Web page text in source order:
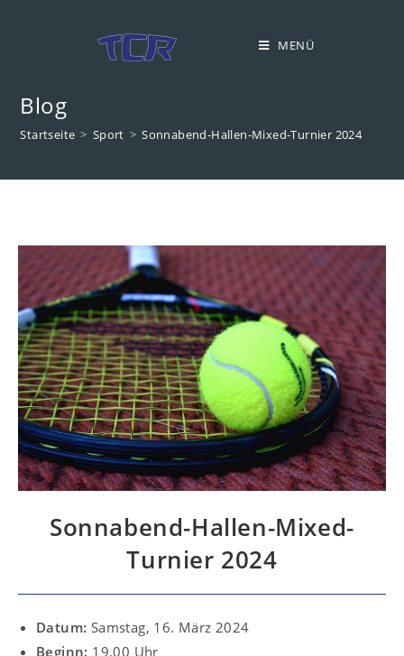
MENÜ
Blog
Startseite > Sport > Sonnabend-Hallen-Mixed-Turnier 2024
Sonnabend-Hallen-Mixed-
Turnier 2024
Datum: Samstag, 16. März 2024
Beginn: 19.00 Uhr